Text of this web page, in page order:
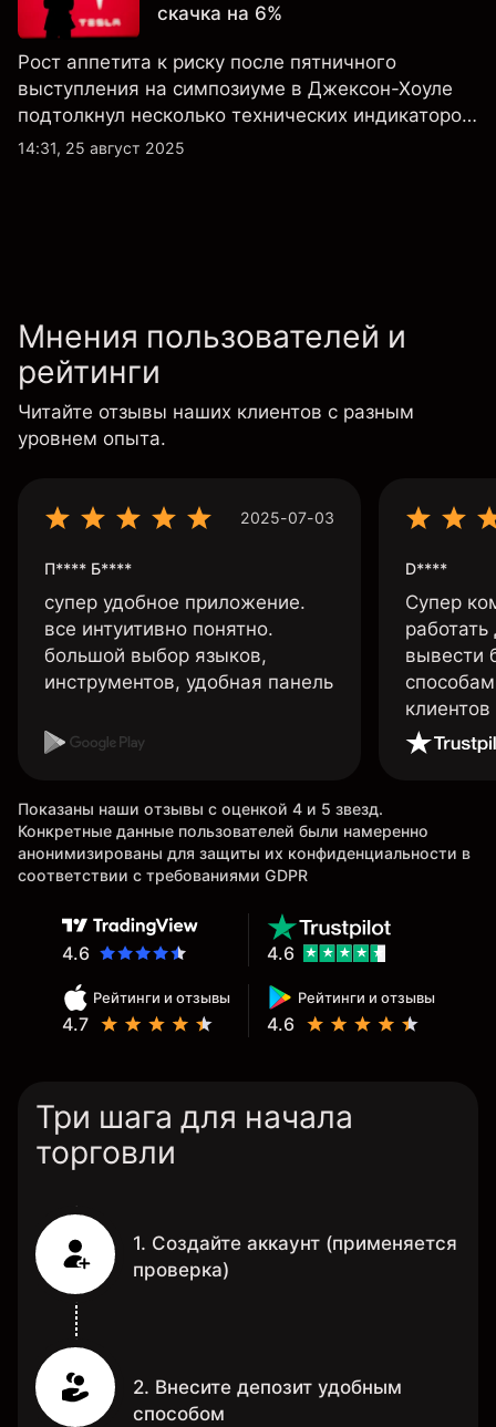
скачка на 6%
Рост аппетита к риску после пятничного
выступления на симпозиуме в Джексон-Хоуле
подтолкнул несколько технических индикаторов
по акциям Tesla к положительным значениям,
14:31, 25 август 2025
Мнения пользователей и
рейтинги
Читайте отзывы наших клиентов с разным
уровнем опыта.
2025-07-03
П**** Б****
супер удобное приложение.
все интуитивно понятно.
большой выбор языков,
инструментов, удобная панель
D****
Супер
вывести
Показаны наши отзывы с оценкой 4 и 5 звезд.
Конкретные данные пользователей были намеренно
анонимизированы для защиты их конфиденциальности в
соответствии с требованиями GDPR
4.6
Рейтинги и отзывы
4.7
Рейтинги и отзывы
4.6
4.6
Три шага для начала
торговли
1. Создайте аккаунт (применяется
проверка)
2. Внесите депозит удобным
способом